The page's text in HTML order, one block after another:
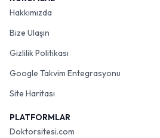
Hakkımızda
Bize Ulaşın
Gizlilik Politikası
Google Takvim Entegrasyonu
Site Haritası
PLATFORMLAR
Doktorsitesi.com